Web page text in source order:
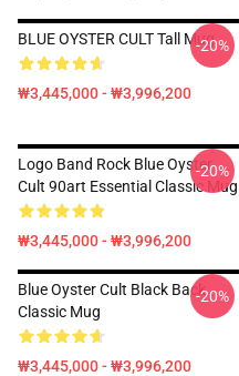
BLUE OYSTER CULT Tall Mug
₩3,445,000 - ₩3,996,200
-20%
Logo Band Rock Blue Oyster
Cult 90art Essential Classic Mug
₩3,445,000 - ₩3,996,200
-20%
Blue Oyster Cult Black Back
Classic Mug
₩3,445,000 - ₩3,996,200
-20%